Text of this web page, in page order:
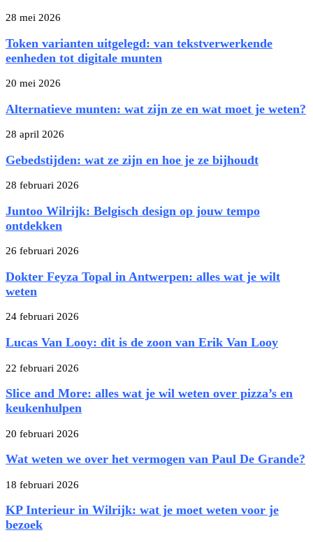
28 mei 2026
Token varianten uitgelegd: van tekstverwerkende
eenheden tot digitale munten
20 mei 2026
Alternatieve munten: wat zijn ze en wat moet je weten?
28 april 2026
Gebedstijden: wat ze zijn en hoe je ze bijhoudt
28 februari 2026
Juntoo Wilrijk: Belgisch design op jouw tempo
ontdekken
26 februari 2026
Dokter Feyza Topal in Antwerpen: alles wat je wilt
weten
24 februari 2026
Lucas Van Looy: dit is de zoon van Erik Van Looy
22 februari 2026
Slice and More: alles wat je wil weten over pizza’s en
keukenhulpen
20 februari 2026
Wat weten we over het vermogen van Paul De Grande?
18 februari 2026
KP Interieur in Wilrijk: wat je moet weten voor je
bezoek